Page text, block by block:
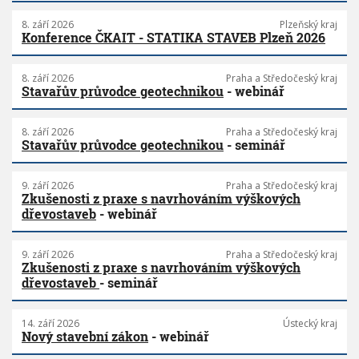
8. září 2026 Plzeňský kraj
Konference ČKAIT - STATIKA STAVEB Plzeň 2026
8. září 2026 Praha a Středočeský kraj
Stavařův průvodce geotechnikou - webinář
8. září 2026 Praha a Středočeský kraj
Stavařův průvodce geotechnikou - seminář
9. září 2026 Praha a Středočeský kraj
Zkušenosti z praxe s navrhováním výškových
dřevostaveb - webinář
9. září 2026 Praha a Středočeský kraj
Zkušenosti z praxe s navrhováním výškových
dřevostaveb - seminář
14. září 2026 Ústecký kraj
Nový stavební zákon - webinář